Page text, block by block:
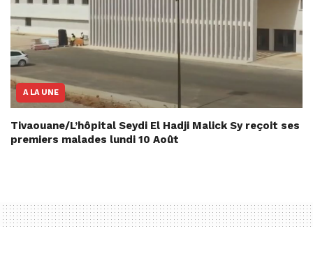
A LA UNE
Tivaouane/L’hôpital Seydi El Hadji Malick Sy reçoit ses
premiers malades lundi 10 Août